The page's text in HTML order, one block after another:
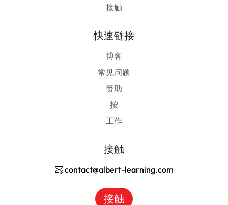
接触
快速链接
博客
常见问题
赞助
按
工作
接触
contact@albert-learning.com
接触